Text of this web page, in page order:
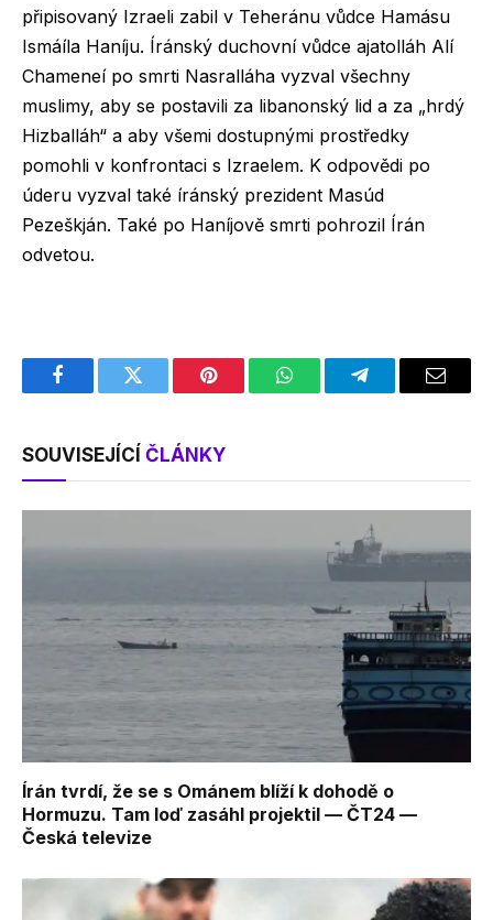
připisovaný Izraeli zabil v Teheránu vůdce Hamásu
Ismáíla Haníju. Íránský duchovní vůdce ajatolláh Alí
Chameneí po smrti Nasralláha vyzval všechny
muslimy, aby se postavili za libanonský lid a za „hrdý
Hizballáh“ a aby všemi dostupnými prostředky
pomohli v konfrontaci s Izraelem. K odpovědi po
úderu vyzval také íránský prezident Masúd
Pezeškján. Také po Haníjově smrti pohrozil Írán
odvetou.
FacebookTwitter Pinterest WhatsAppTelegramEmail
SOUVISEJÍCÍ ČLÁNKY
Írán tvrdí, že se s Ománem blíží k dohodě o
Hormuzu. Tam loď zasáhl projektil — ČT24 —
Česká televize